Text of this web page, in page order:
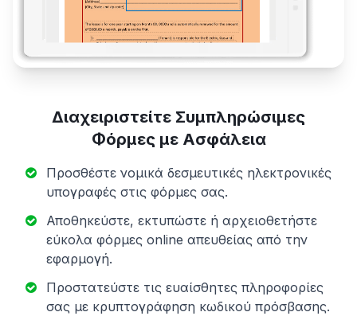
Διαχειριστείτε Συμπληρώσιμες
Φόρμες με Ασφάλεια
Προσθέστε νομικά δεσμευτικές ηλεκτρονικές
υπογραφές στις φόρμες σας.
Αποθηκεύστε, εκτυπώστε ή αρχειοθετήστε
εύκολα φόρμες online απευθείας από την
εφαρμογή.
Προστατεύστε τις ευαίσθητες πληροφορίες
σας με κρυπτογράφηση κωδικού πρόσβασης.